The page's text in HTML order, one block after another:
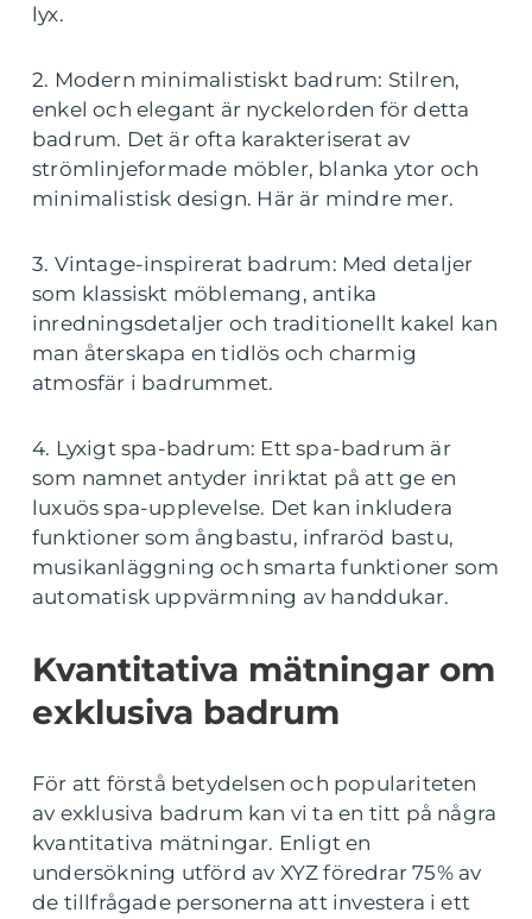
lyx.
2. Modern minimalistiskt badrum: Stilren,
enkel och elegant är nyckelorden för detta
badrum. Det är ofta karakteriserat av
strömlinjeformade möbler, blanka ytor och
minimalistisk design. Här är mindre mer.
3. Vintage-inspirerat badrum: Med detaljer
som klassiskt möblemang, antika
inredningsdetaljer och traditionellt kakel kan
man återskapa en tidlös och charmig
atmosfär i badrummet.
4. Lyxigt spa-badrum: Ett spa-badrum är
som namnet antyder inriktat på att ge en
luxuös spa-upplevelse. Det kan inkludera
funktioner som ångbastu, infraröd bastu,
musikanläggning och smarta funktioner som
automatisk uppvärmning av handdukar.
Kvantitativa mätningar om
exklusiva badrum
För att förstå betydelsen och populariteten
av exklusiva badrum kan vi ta en titt på några
kvantitativa mätningar. Enligt en
undersökning utförd av XYZ föredrar 75% av
de tillfrågade personerna att investera i ett